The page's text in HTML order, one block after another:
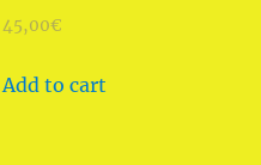
45,00€
Add to cart